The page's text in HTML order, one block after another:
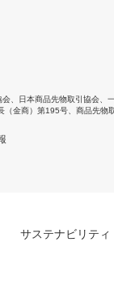
会 日本商品先物取引協会
（金商）第195号、商品先物
サステナビリティ